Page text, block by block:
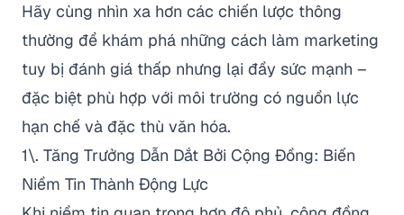
Hãy cùng nhìn xa hơn các chiến lược thông
thường để khám phá những cách làm marketing
tuy bị đánh giá thấp nhưng lại đầy sức mạnh –
đặc biệt phù hợp với môi trường có nguồn lực
hạn chế và đặc thù văn hóa.
1\. Tăng Trưởng Dẫn Dắt Bởi Cộng Đồng: Biến
Niềm Tin Thành Động Lực